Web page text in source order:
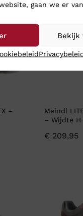
gaan we er
Bekijk
–
Meindl
– Wijdte H
€ 209,95